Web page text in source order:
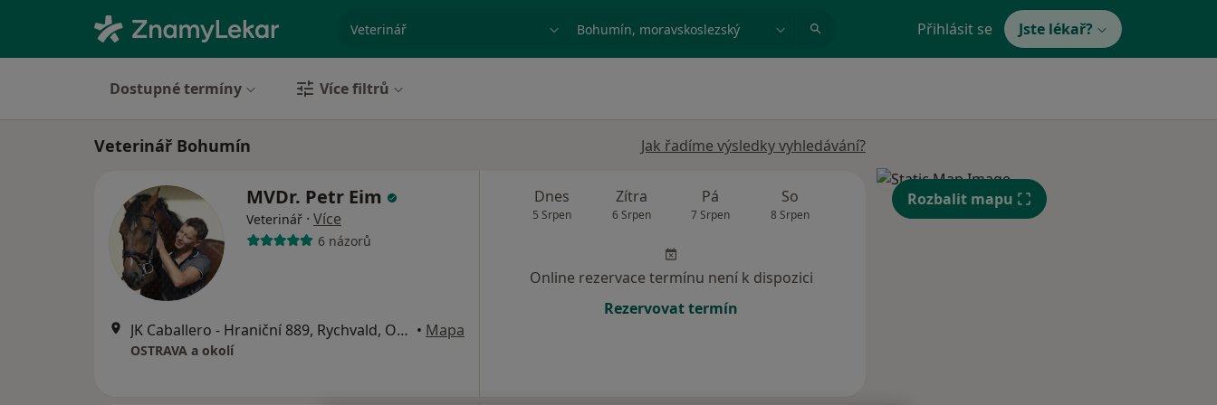
specializace, nemoc nebo příjmení Město nebo region Přihlásit se Jste lékař?
Dostupné termíny Více filtrů
Veterinář Bohumín Jak řadíme výsledky vyhledávání?
MVDr. Petr Eim
Veterinář · Více
6 názorů
JK Caballero - Hraniční 889, Rychvald, Ostrava • Mapa
OSTRAVA a okolí
Dnes
5 Srpen
Zítra
6 Srpen
Pá
7 Srpen
So
8 Srpen
Po Út
11 Srpen
Online rezervace termínu není k dispozici
Rezervovat termín
Rozbalit mapu